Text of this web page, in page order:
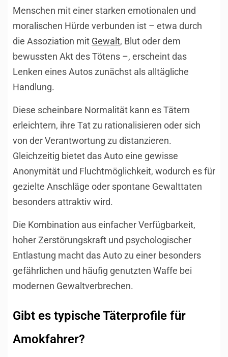
Menschen mit einer starken emotionalen und
moralischen Hürde verbunden ist – etwa durch
die Assoziation mit Gewalt, Blut oder dem
bewussten Akt des Tötens –, erscheint das
Lenken eines Autos zunächst als alltägliche
Handlung.
Diese scheinbare Normalität kann es Tätern
erleichtern, ihre Tat zu rationalisieren oder sich
von der Verantwortung zu distanzieren.
Gleichzeitig bietet das Auto eine gewisse
Anonymität und Fluchtmöglichkeit, wodurch es für
gezielte Anschläge oder spontane Gewalttaten
besonders attraktiv wird.
Die Kombination aus einfacher Verfügbarkeit,
hoher Zerstörungskraft und psychologischer
Entlastung macht das Auto zu einer besonders
gefährlichen und häufig genutzten Waffe bei
modernen Gewaltverbrechen.
Gibt es typische Täterprofile für
Amokfahrer?